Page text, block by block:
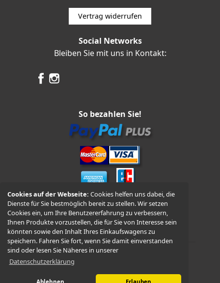
Cookies auf der Webseite:Cookies helfen uns dabei, die
Dienste für Sie bestmöglich bereit zu stellen. Wir setzen
Cookies ein, um Ihre Benutzererfahrung zu verbessern,
Ihnen Produkte vorzustellen, die für Sie von Interesse sein
könnten sowie den Inhalt Ihres Einkaufswagens zu
speichern. Fahren Sie fort, wenn Sie damit einverstanden
sind oder lesen Sie Näheres in unserer
Datenschutzerklärung
Vertrag widerrufen
Social Networks
Bleiben Sie mit uns in Kontakt:
So bezahlen Sie!
Vorkasse und Nachnahme
© 2026 -